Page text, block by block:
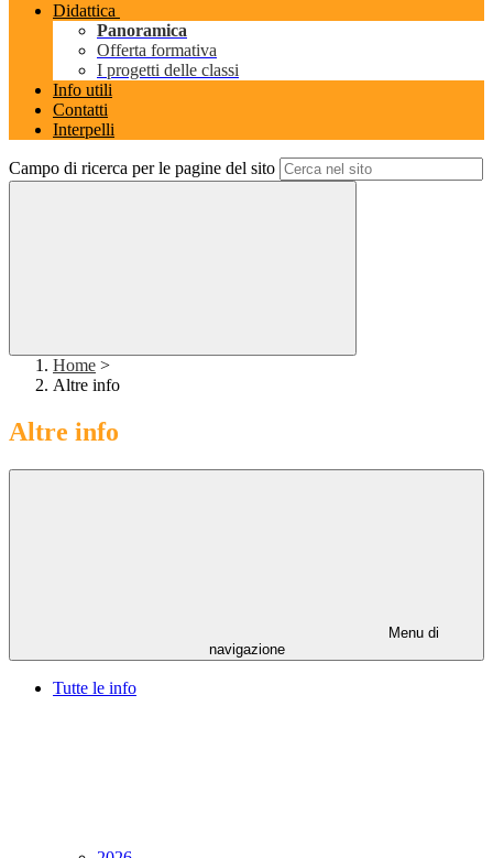
Didattica
Panoramica
Offerta formativa
I progetti delle classi
Info utili
Contatti
Interpelli
Campo di ricerca per le pagine del sito
Home >
Altre info
Altre info
Menu di
navigazione
Tutte le info